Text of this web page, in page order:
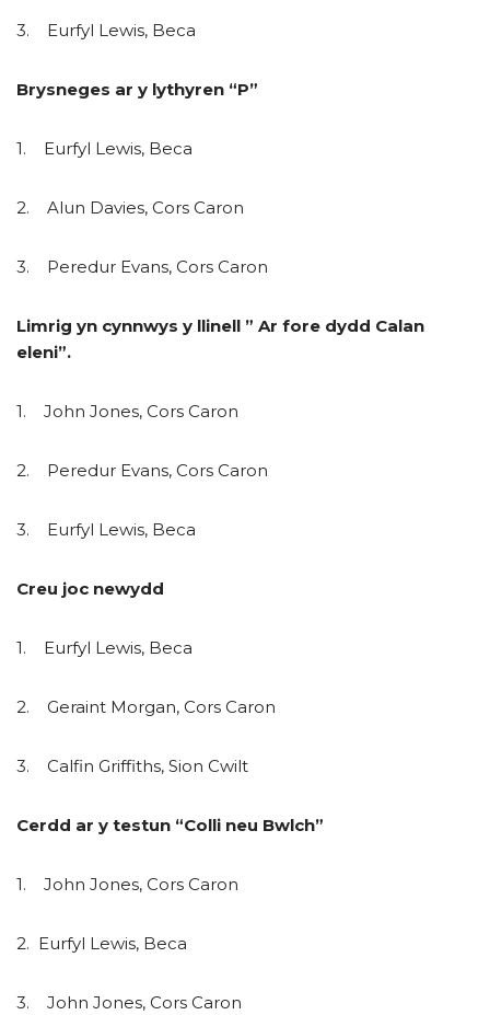
3. Eurfyl Lewis, Beca
Brysneges ar y lythyren “P”
1. Eurfyl Lewis, Beca
2. Alun Davies, Cors Caron
3. Peredur Evans, Cors Caron
Limrig yn cynnwys y llinell ” Ar fore dydd Calan
eleni”.
1. John Jones, Cors Caron
2. Peredur Evans, Cors Caron
3. Eurfyl Lewis, Beca
Creu joc newydd
1. Eurfyl Lewis, Beca
2. Geraint Morgan, Cors Caron
3. Calfin Griffiths, Sion Cwilt
Cerdd ar y testun “Colli neu Bwlch”
1. John Jones, Cors Caron
2. Eurfyl Lewis, Beca
3. John Jones, Cors Caron